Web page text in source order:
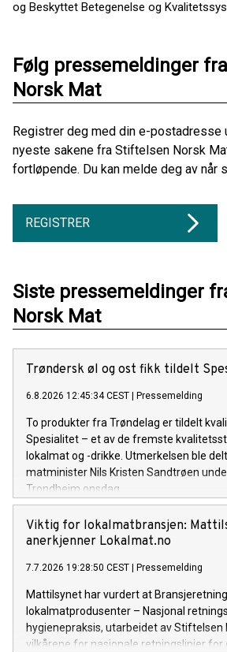
og Beskyttet Betegenelse og
Følg pressemeldinger
Norsk Mat
Registrer deg med din e-postadresse
nyeste sakene fra Stiftelsen Norsk
fortløpende. Du kan melde deg av når
REGISTRER
Siste pressemeldinger
Norsk Mat
Trøndersk øl og ost fikk tildelt
6.8.2026 12:45:34 CEST | Pressemelding
To produkter fra Trøndelag er tildelt
Spesialitet – et av de fremste
lokalmat og -drikke. Utmerkelsen ble
matminister Nils Kristen Sandtrøen
Trondheim onsdag.
Viktig for lokalmatbransjen:
anerkjenner Lokalmat.no
7.7.2026 19:28:50 CEST | Pressemelding
Mattilsynet har vurdert at
lokalmatprodusenter – Nasjonal
hygienepraksis, utarbeidet av Stiftelsen
vilkårene for nasjonale retningslinjer for